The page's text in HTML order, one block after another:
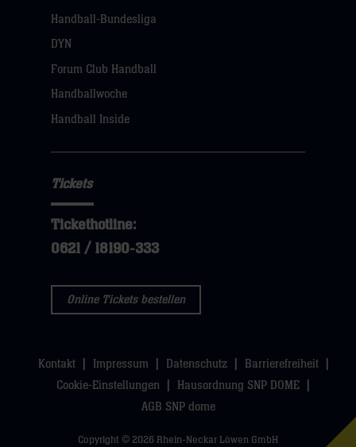
Handball-Bundesliga
DYN
Forum Club Handball
Handballwoche
Handball Inside
Tickets
Tickethotline:
0621 / 18190-333
Online Tickets bestellen
Kontakt Impressum Datenschutz
Barrierefreiheit
Cookie-Einstellungen
Hausordnung SNP DOME
AGB SNP dome
Copyright © 2026 Rhein-Neckar Löwen GmbH